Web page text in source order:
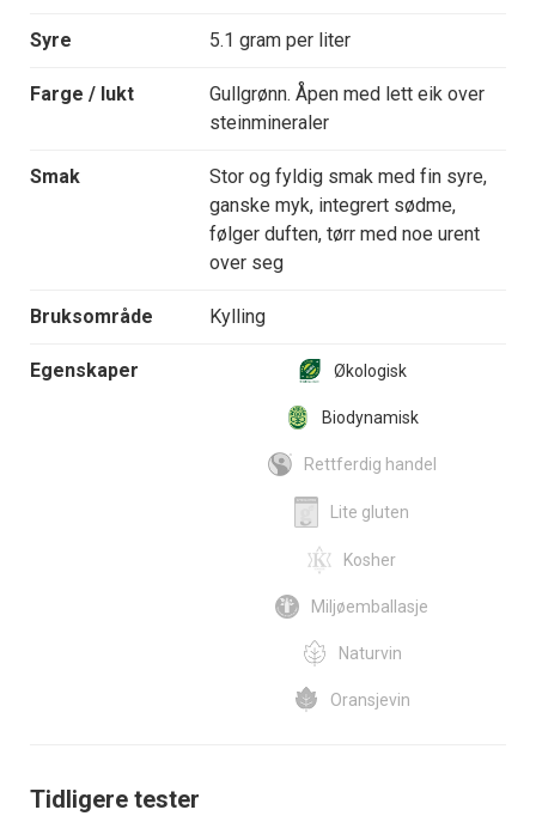
Syre 5.1 gram per liter
Farge / lukt
Gullgrønn. Åpen med lett eik over
steinmineraler
Smak
Stor og fyldig smak med fin syre,
ganske myk, integrert sødme,
følger duften, tørr med noe urent
over seg
Bruksområde Kylling
Egenskaper Økologisk
Biodynamisk
Rettferdig handel
Lite gluten
Kosher
Miljøemballasje
Naturvin
Oransjevin
Tidligere tester